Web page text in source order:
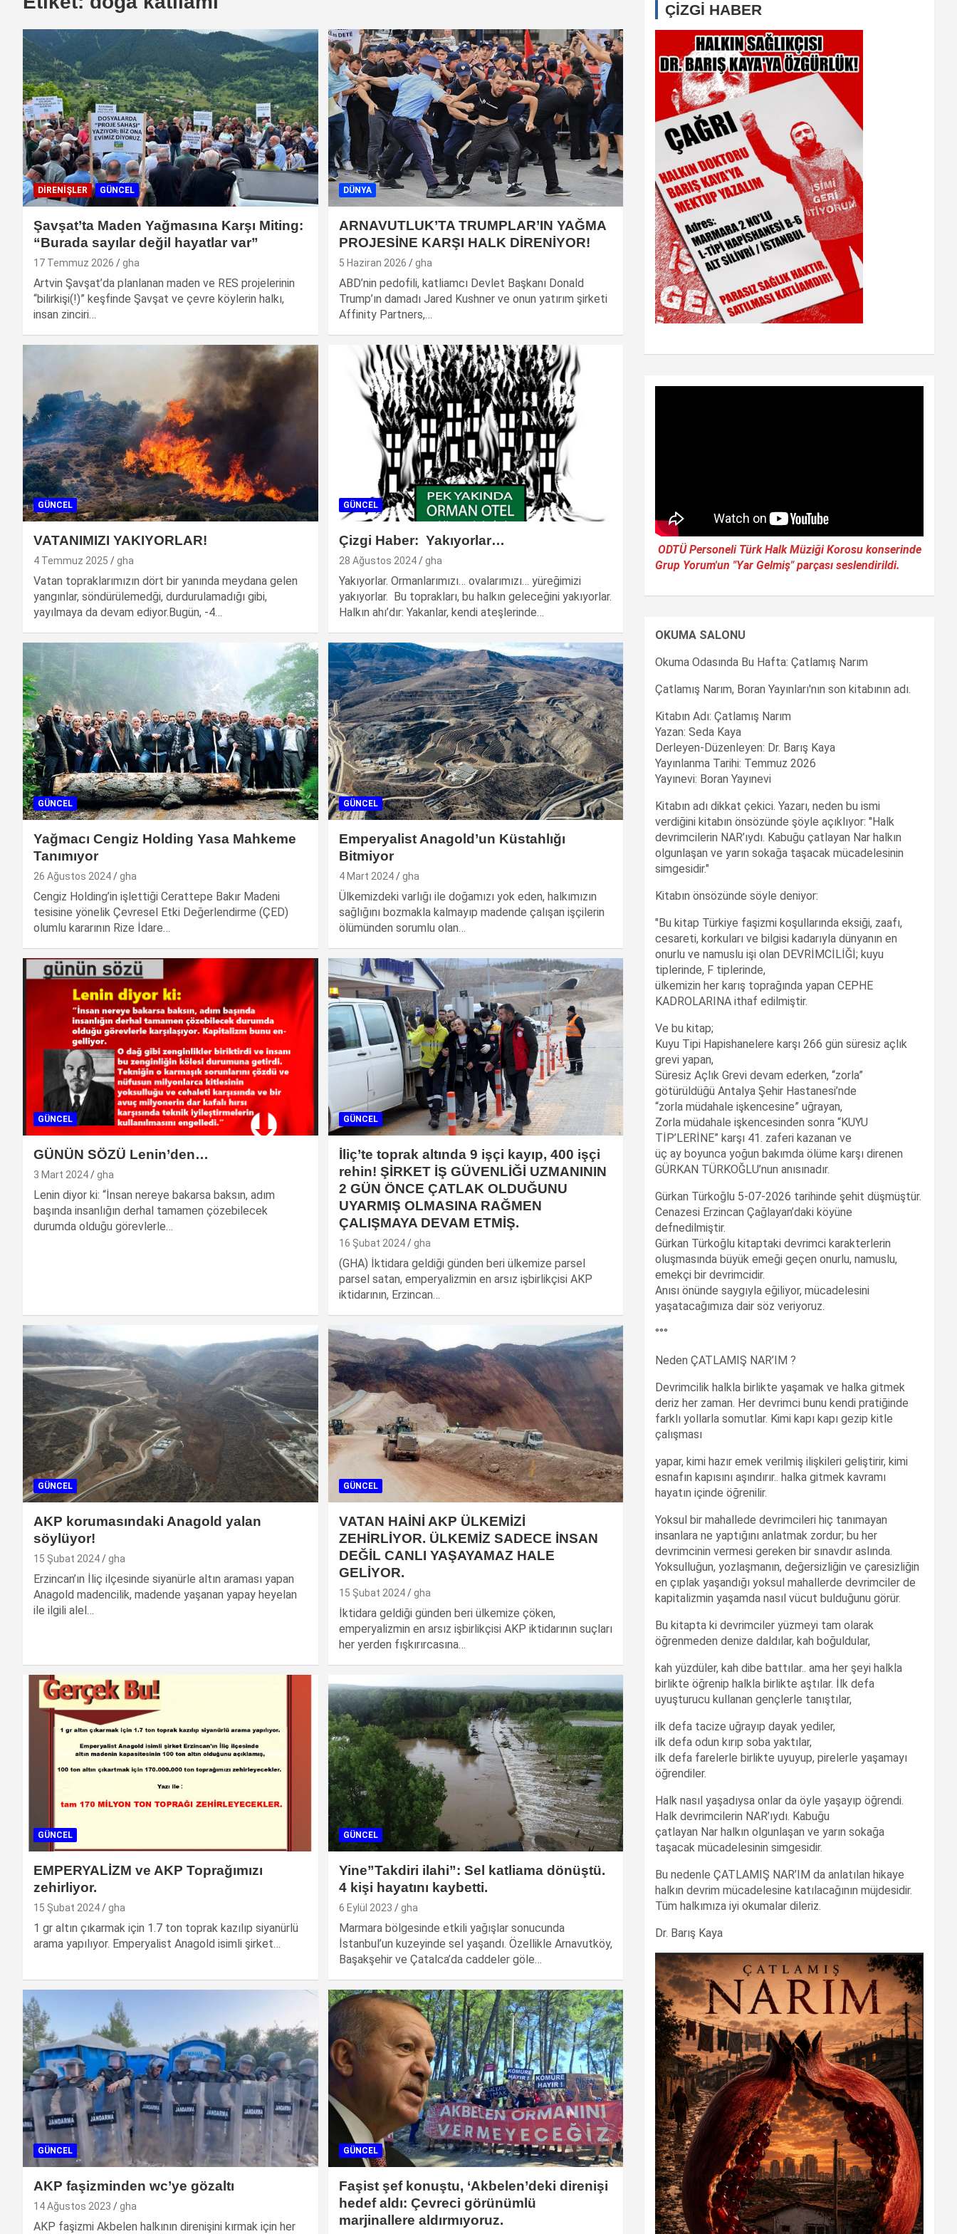
DIRENIŞLER GÜNCEL
Şavşat’ta Maden Yağmasına Karşı Miting:
“Burada sayılar değil hayatlar var”
17 Temmuz 2026 gha
Artvin Şavşat’da planlanan maden ve RES projelerinin
“bilirkişi(!)” keşfinde Şavşat ve çevre köylerin halkı,
insan zinciri…
DÜNYA
ARNAVUTLUK’TA TRUMPLAR’IN YAĞMA
PROJESİNE KARŞI HALK DİRENİYOR!
5 Haziran 2026 gha
ABD’nin pedofili, katliamcı Devlet Başkanı Donald
Trump’ın damadı Jared Kushner ve onun yatırım şirketi
Affinity Partners,…
GÜNCEL
VATANIMIZI YAKIYORLAR!
4 Temmuz 2025 gha
Vatan topraklarımızın dört bir yanında meydana gelen
yangınlar, söndürülemedği, durdurulamadığı gibi,
yayılmaya da devam ediyor.Bugün, -4…
GÜNCEL
Çizgi Haber: Yakıyorlar…
28 Ağustos 2024 gha
Yakıyorlar. Ormanlarımızı… ovalarımızı… yüreğimizi
yakıyorlar. Bu toprakları, bu halkın geleceğini yakıyorlar.
Halkın ahı’dır: Yakanlar, kendi ateşlerinde…
GÜNCEL
Yağmacı Cengiz Holding Yasa Mahkeme
Tanımıyor
26 Ağustos 2024 gha
Cengiz Holding’in işlettiği Cerattepe Bakır Madeni
tesisine yönelik Çevresel Etki Değerlendirme (ÇED)
olumlu kararının Rize İdare…
GÜNCEL
Emperyalist Anagold’un Küstahlığı
Bitmiyor
4 Mart 2024 gha
Ülkemizdeki varlığı ile doğamızı yok eden, halkımızın
sağlığını bozmakla kalmayıp madende çalışan işçilerin
ölümünden sorumlu olan…
GÜNCEL
GÜNÜN SÖZÜ Lenin’den…
3 Mart 2024 gha
Lenin diyor ki: “İnsan nereye bakarsa baksın, adım
başında insanlığın derhal tamamen çözebilecek
durumda olduğu görevlerle…
GÜNCEL
İliç’te toprak altında 9 işçi kayıp, 400 işçi
rehin! ŞİRKET İŞ GÜVENLİĞİ UZMANININ
2 GÜN ÖNCE ÇATLAK OLDUĞUNU
UYARMIŞ OLMASINA RAĞMEN
ÇALIŞMAYA DEVAM ETMİŞ.
16 Şubat 2024 gha
(GHA) İktidara geldiği günden beri ülkemize parsel
parsel satan, emperyalizmin en arsız işbirlikçisi AKP
iktidarının, Erzincan…
GÜNCEL
AKP korumasındaki Anagold yalan
söylüyor!
15 Şubat 2024 gha
Erzincan’ın İliç ilçesinde siyanürle altın araması yapan
Anagold madencilik, madende yaşanan yapay heyelan
ile ilgili alel…
GÜNCEL
VATAN HAİNİ AKP ÜLKEMİZİ
ZEHİRLİYOR. ÜLKEMİZ SADECE İNSAN
DEĞİL CANLI YAŞAYAMAZ HALE
GELİYOR.
15 Şubat 2024 gha
İktidara geldiği günden beri ülkemize çöken,
emperyalizmin en arsız işbirlikçisi AKP iktidarının suçları
her yerden fışkırırcasına…
GÜNCEL
EMPERYALİZM ve AKP Toprağımızı
zehirliyor.
15 Şubat 2024 gha
1 gr altın çıkarmak için 1.7 ton toprak kazılıp siyanürlü
arama yapılıyor. Emperyalist Anagold isimli şirket…
GÜNCEL
Yine”Takdiri ilahi”: Sel katliama dönüştü.
4 kişi hayatını kaybetti.
6 Eylül 2023 gha
Marmara bölgesinde etkili yağışlar sonucunda
İstanbul’un kuzeyinde sel yaşandı. Özellikle Arnavutköy,
Başakşehir ve Çatalca’da caddeler göle…
GÜNCEL
AKP faşizminden wc’ye gözaltı
14 Ağustos 2023 gha
AKP faşizmi Akbelen halkının direnişini kırmak için her
GÜNCEL
Faşist şef konuştu, ‘Akbelen’deki direnişi
hedef aldı: Çevreci görünümlü
marjinallere aldırmıyoruz.
ÇİZGİ HABER
ODTÜ Personeli Türk Halk Müziği Korosu konserinde
Grup Yorum'un "Yar Gelmiş" parçası seslendirildi.
OKUMA SALONU
Okuma Odasında Bu Hafta: Çatlamış Narım
Çatlamış Narım, Boran Yayınları'nın son kitabının adı.
Kitabın Adı: Çatlamış Narım
Yazan: Seda Kaya
Derleyen-Düzenleyen: Dr. Barış Kaya
Yayınlanma Tarihi: Temmuz 2026
Yayınevi: Boran Yayınevi
Kitabın adı dikkat çekici. Yazarı, neden bu ismi
verdiğini kitabın önsözünde şöyle açıklıyor: "Halk
devrimcilerin NAR’ıydı. Kabuğu çatlayan Nar halkın
olgunlaşan ve yarın sokağa taşacak mücadelesinin
simgesidir."
Kitabın önsözünde söyle deniyor:
"Bu kitap Türkiye faşizmi koşullarında eksiği, zaafı,
cesareti, korkuları ve bilgisi kadarıyla dünyanın en
onurlu ve namuslu işi olan DEVRİMCİLİĞİ; kuyu
tiplerinde, F tiplerinde,
ülkemizin her karış toprağında yapan CEPHE
KADROLARINA ithaf edilmiştir.
Ve bu kitap;
Kuyu Tipi Hapishanelere karşı 266 gün süresiz açlık
grevi yapan,
Süresiz Açlık Grevi devam ederken, “zorla”
götürüldüğü Antalya Şehir Hastanesi’nde
“zorla müdahale işkencesine” uğrayan,
Zorla müdahale işkencesinden sonra “KUYU
TİP’LERİNE” karşı 41. zaferi kazanan ve
üç ay boyunca yoğun bakımda ölüme karşı direnen
GÜRKAN TÜRKOĞLU’nun anısınadır.
Gürkan Türkoğlu 5-07-2026 tarihinde şehit düşmüştür.
Cenazesi Erzincan Çağlayan’daki köyüne
defnedilmiştir.
Gürkan Türkoğlu kitaptaki devrimci karakterlerin
oluşmasında büyük emeği geçen onurlu, namuslu,
emekçi bir devrimcidir.
Anısı önünde saygıyla eğiliyor, mücadelesini
yaşatacağımıza dair söz veriyoruz.
°°°
Neden ÇATLAMIŞ NAR’IM ?
Devrimcilik halkla birlikte yaşamak ve halka gitmek
deriz her zaman. Her devrimci bunu kendi pratiğinde
farklı yollarla somutlar. Kimi kapı kapı gezip kitle
çalışması
yapar, kimi hazır emek verilmiş ilişkileri geliştirir, kimi
esnafın kapısını aşındırır.. halka gitmek kavramı
hayatın içinde öğrenilir.
Yoksul bir mahallede devrimcileri hiç tanımayan
insanlara ne yaptığını anlatmak zordur; bu her
devrimcinin vermesi gereken bir sınavdır aslında.
Yoksulluğun, yozlaşmanın, değersizliğin ve çaresizliğin
en çıplak yaşandığı yoksul mahallerde devrimciler de
kapitalizmin yaşamda nasıl vücut bulduğunu görür.
Bu kitapta ki devrimciler yüzmeyi tam olarak
öğrenmeden denize daldılar, kah boğuldular,
kah yüzdüler, kah dibe battılar.. ama her şeyi halkla
birlikte öğrenip halkla birlikte aştılar. İlk defa
uyuşturucu kullanan gençlerle tanıştılar,
ilk defa tacize uğrayıp dayak yediler,
ilk defa odun kırıp soba yaktılar,
ilk defa farelerle birlikte uyuyup, pirelerle yaşamayı
öğrendiler.
Halk nasıl yaşadıysa onlar da öyle yaşayıp öğrendi.
Halk devrimcilerin NAR’ıydı. Kabuğu
çatlayan Nar halkın olgunlaşan ve yarın sokağa
taşacak mücadelesinin simgesidir.
Bu nedenle ÇATLAMIŞ NAR’IM da anlatılan hikaye
halkın devrim mücadelesine katılacağının müjdesidir.
Tüm halkımıza iyi okumalar dileriz.
Dr. Barış Kaya